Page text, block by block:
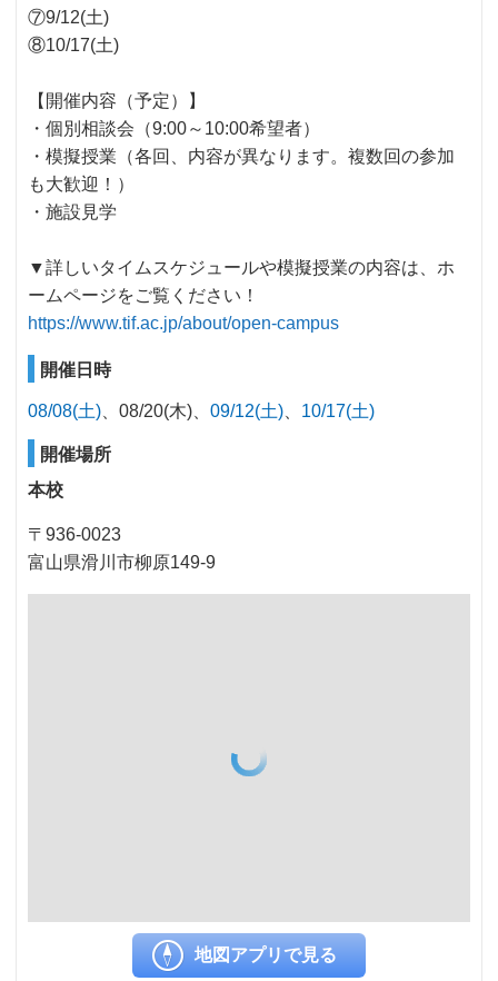
⑦9/12(土)
⑧10/17(土)
【開催内容（予定）】
・個別相談会（9:00～10:00希望者）
・模擬授業（各回、内容が異なります。複数回の参加
も大歓迎！）
・施設見学
▼詳しいタイムスケジュールや模擬授業の内容は、ホ
ームページをご覧ください！
https://www.tif.ac.jp/about/open-campus
開催日時
08/08(土) 08/20(木) 09/12(土) 10/17(土)
開催場所
本校
〒936-0023
富山県滑川市柳原149-9
地図アプリで見る